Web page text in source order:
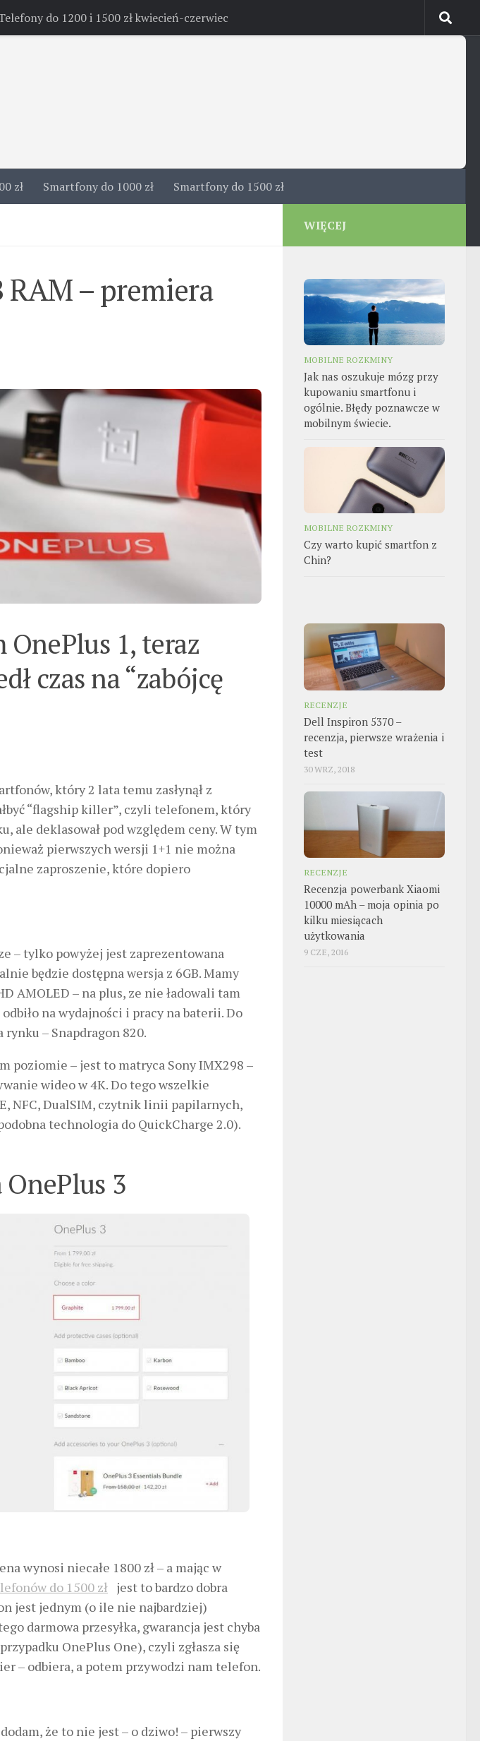
do 1200 i 1500 zł kwiecień-czerwiec
zł Smartfony do 1000 zł Smartfony do 1500 zł
RAM – premiera
1, teraz
czas na “zabójcę
który 2 lata temu zasłynął z
“flagship killer”, czyli telefonem, który
ale deklasował pod względem ceny. W tym
pierwszych wersji 1+1 nie można
zaproszenie, które dopiero
– tylko powyżej jest zaprezentowana
będzie dostępna wersja z 6GB. Mamy
AMOLED – na plus, ze nie ładowali tam
na wydajności i pracy na baterii. Do
– Snapdragon 820.
poziomie – jest to matryca Sony IMX298 –
wideo w 4K. Do tego wszelkie
NFC, DualSIM, czytnik linii papilarnych,
technologia do QuickCharge 2.0).
OnePlus 3
wynosi niecałe 1800 zł – a mając w
do 1500 zł jest to bardzo dobra
jest jednym (o ile nie najbardziej)
darmowa przesyłka, gwarancja jest chyba
OnePlus One), czyli zgłasza się
– odbiera, a potem przywodzi nam telefon.
że to nie jest – o dziwo! – pierwszy
WIĘCEJ
MOBILNE ROZKMINY
Jak nas oszukuje mózg przy
kupowaniu smartfonu i
ogólnie. Błędy poznawcze w
mobilnym świecie.
MOBILNE ROZKMINY
Czy warto kupić smartfon z
Chin?
RECENZJE
Dell Inspiron 5370 –
recenzja, pierwsze wrażenia i
test
30 WRZ, 2018
RECENZJE
Recenzja powerbank Xiaomi
10000 mAh – moja opinia po
kilku miesiącach
użytkowania
9 CZE, 2016